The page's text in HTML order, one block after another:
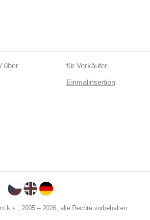
über
für Verkäufer
Einmalinsertion
k.s., 2005 – 2026, alle Rechte vorbehalten.